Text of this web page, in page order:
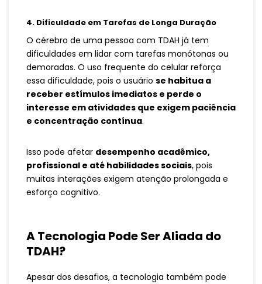
4. Dificuldade em Tarefas de Longa Duração
O cérebro de uma pessoa com TDAH já tem
dificuldades em lidar com tarefas monótonas ou
demoradas. O uso frequente do celular reforça
essa dificuldade, pois o usuário se habitua a
receber estímulos imediatos e perde o
interesse em atividades que exigem paciência
e concentração contínua.
Isso pode afetar desempenho acadêmico,
profissional e até habilidades sociais, pois
muitas interações exigem atenção prolongada e
esforço cognitivo.
A Tecnologia Pode Ser Aliada do
TDAH?
Apesar dos desafios, a tecnologia também pode